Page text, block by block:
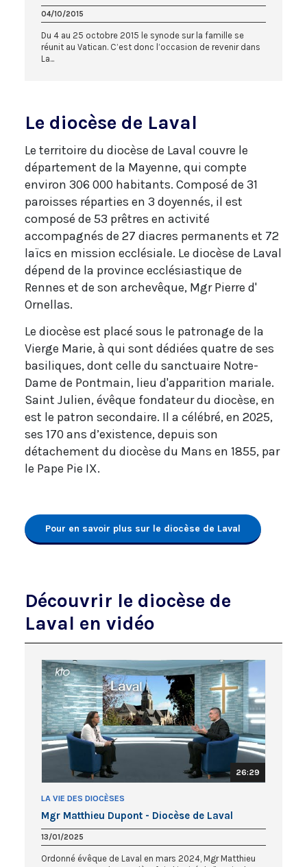
04/10/2015
Du 4 au 25 octobre 2015 le synode sur la famille se
réunit au Vatican. C’est donc l’occasion de revenir dans
La...
Le diocèse de Laval
Le territoire du diocèse de Laval couvre le
département de la Mayenne, qui compte
environ 306 000 habitants. Composé de 31
paroisses réparties en 3 doyennés, il est
composé de 53 prêtres en activité
accompagnés de 27 diacres permanents et 72
laïcs en mission ecclésiale. Le diocèse de Laval
dépend de la province ecclésiastique de
Rennes et de son archevêque, Mgr Pierre d'
Ornellas.
Le diocèse est placé sous le patronage de la
Vierge Marie, à qui sont dédiées quatre de ses
basiliques, dont celle du sanctuaire Notre-
Dame de Pontmain, lieu d'apparition mariale.
Saint Julien, évêque fondateur du diocèse, en
est le patron secondaire. Il a célébré, en 2025,
ses 170 ans d’existence, depuis son
détachement du diocèse du Mans en 1855, par
le Pape Pie IX.
Pour en savoir plus sur le diocèse de Laval
Découvrir le diocèse de
Laval en vidéo
26:29
LA VIE DES DIOCÈSES
Mgr Matthieu Dupont - Diocèse de Laval
13/01/2025
Ordonné évêque de Laval en mars 2024, Mgr Matthieu